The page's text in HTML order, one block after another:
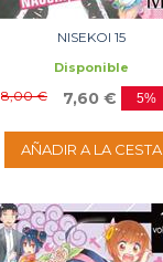
NISEKOI 15
Disponible
8,00 € 7,60 € 5%
AÑADIR A LA CESTA